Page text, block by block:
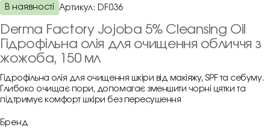
В наявності Артикул: DF036
Derma Factory Jojoba 5% Cleansing Oil
Гідрофільна олія для очищення обличчя з
жожоба, 150 мл
Гідрофільна олія для очищення шкіри від макіяжу, SPF та себуму.
Глибоко очищає пори, допомагає зменшити чорні цятки та
підтримує комфорт шкіри без пересушення
Бренд